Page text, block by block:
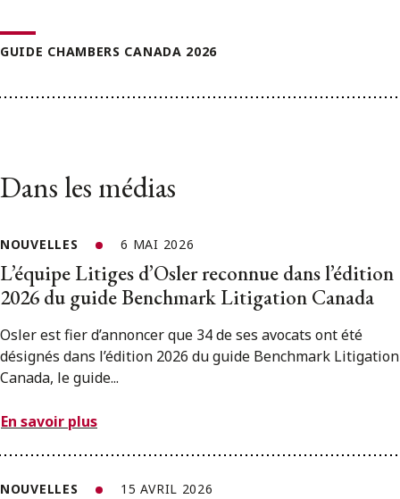
GUIDE CHAMBERS CANADA 2026
Dans les médias
NOUVELLES 6 MAI 2026
L’équipe Litiges d’Osler reconnue dans l’édition
2026 du guide Benchmark Litigation Canada
Osler est fier d’annoncer que 34 de ses avocats ont été
désignés dans l’édition 2026 du guide Benchmark Litigation
Canada, le guide...
En savoir plus
NOUVELLES 15 AVRIL 2026